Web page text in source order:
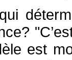
est